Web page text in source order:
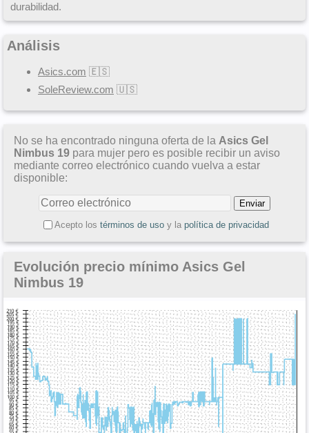
durabilidad.
Análisis
Asics.com 🇪🇸
SoleReview.com 🇺🇸
No se ha encontrado ninguna oferta de la Asics Gel
Nimbus 19 para mujer pero es posible recibir un aviso
mediante correo electrónico cuando vuelva a estar
disponible:
Acepto los términos de usoy la política de privacidad
Evolución precio mínimo Asics Gel
Nimbus 19